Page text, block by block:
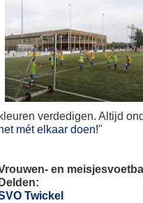
kleuren verdedigen. Altijd
het mét elkaar doen!"
en
Delden:
Twickel